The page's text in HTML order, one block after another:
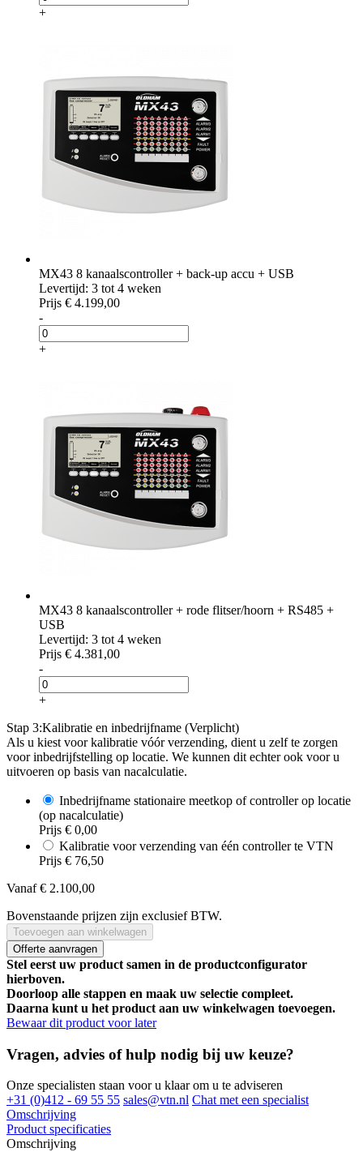
+
MX43 8 kanaalscontroller + back-up accu + USB
Levertijd: 3 tot 4 weken
Prijs € 4.199,00
-
+
MX43 8 kanaalscontroller + rode flitser/hoorn + RS485 +
USB
Levertijd: 3 tot 4 weken
Prijs € 4.381,00
-
+
Stap 3:Kalibratie en inbedrijfname (Verplicht)
Als u kiest voor kalibratie vóór verzending, dient u zelf te zorgen
voor inbedrijfstelling op locatie. We kunnen dit echter ook voor u
uitvoeren op basis van nacalculatie.
Inbedrijfname stationaire meetkop of controller op locatie
(op nacalculatie)
Prijs € 0,00
Kalibratie voor verzending van één controller te VTN
Prijs € 76,50
Vanaf € 2.100,00
Bovenstaande prijzen zijn exclusief BTW.
Toevoegen aan winkelwagen
Offerte aanvragen
Stel eerst uw product samen in de productconfigurator
hierboven.
Doorloop alle stappen en maak uw selectie compleet.
Daarna kunt u het product aan uw winkelwagen toevoegen.
Bewaar dit product voor later
Vragen, advies of hulp nodig bij uw keuze?
Onze specialisten staan voor u klaar om u te adviseren
+31 (0)412 - 69 55 55 sales@vtn.nl Chat met een specialist
Omschrijving
Product specificaties
Omschrijving